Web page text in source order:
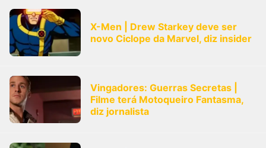
X-Men | Drew Starkey deve ser
novo Ciclope da Marvel, diz insider
Vingadores: Guerras Secretas |
Filme terá Motoqueiro Fantasma,
diz jornalista